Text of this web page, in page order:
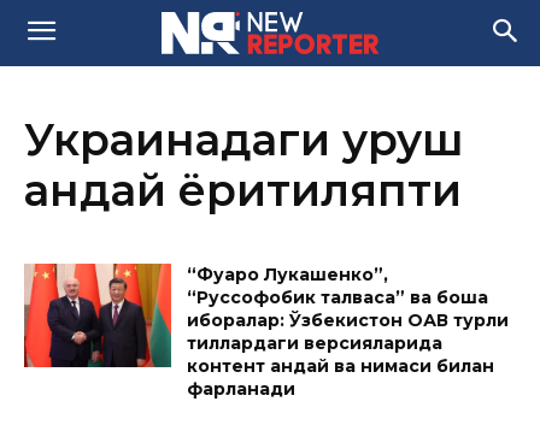
Украинадаги уруш
қандай ёритиляпти
“Фуқаро Лукашенко”,
“Руссофобик талваса” ва бошқа
иборалар: Ўзбекистон ОАВ турли
тиллардаги версияларида
контент қандай ва нимаси билан
фарқланади